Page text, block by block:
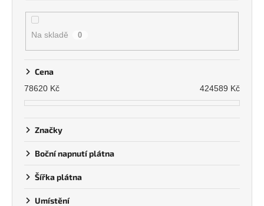
Na skladě 0
Cena
78620 Kč 424589 Kč
Značky
Boční napnutí plátna
Šířka plátna
Umístění